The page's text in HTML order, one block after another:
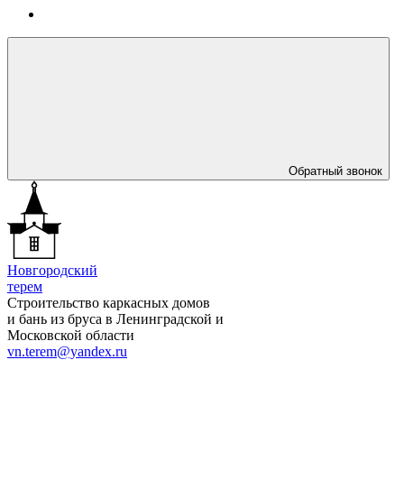
Обратный звонок
Новгородский
терем
Строительство каркасных домов
и бань из бруса в Ленинградской и
Московской области
vn.terem@yandex.ru